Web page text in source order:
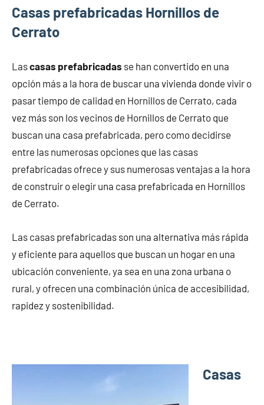
Casas prefabricadas Hornillos de
Cerrato
Lascasas prefabricadas se han convertido en una
opción más a la hora de buscar una vivienda donde vivir o
pasar tiempo de calidad en Hornillos de Cerrato, cada
vez más son los vecinos de Hornillos de Cerrato que
buscan una casa prefabricada, pero como decidirse
entre las numerosas opciones que las casas
prefabricadas ofrece y sus numerosas ventajas a la hora
de construir o elegir una casa prefabricada en Hornillos
de Cerrato.
Las casas prefabricadas son una alternativa más rápida
y eficiente para aquellos que buscan un hogar en una
ubicación conveniente, ya sea en una zona urbana o
rural, y ofrecen una combinación única de accesibilidad,
rapidez y sostenibilidad.
Casas